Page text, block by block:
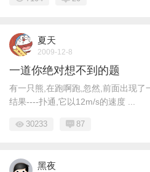
夏天
2009-12-8
一道你绝对想不到的题
有一只熊,在跑啊跑,忽然,前面出现了
结果----扑通,它以12m/s的速度 ...
30233 87
黑夜